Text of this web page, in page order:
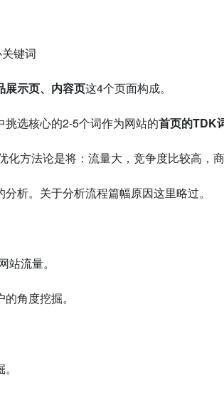
键词
展示页、内容页这4个页面构成。
选核心的2-5个词作为网站的首页的TDK
方法论是将：流量大，竞争度比较高，
析。关于分析流程篇幅原因这里略过。
流量。
角度挖掘。